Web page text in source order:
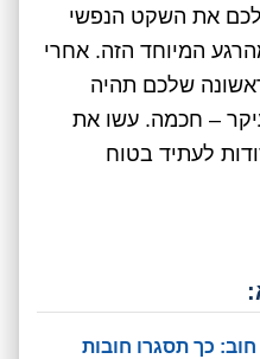
לכם את השקט הנפשי
המיוחד הזה. אחרי
שלכם תהיה
– חכמה. עשו את
לעתיד בטוח
כך תסגרו חובות